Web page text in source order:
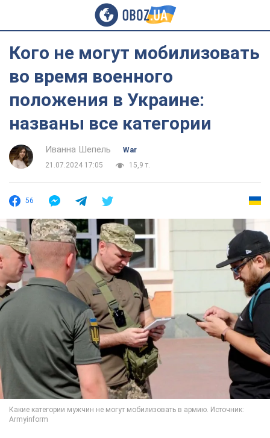
Кого не могут мобилизовать
во время военного
положения в Украине:
названы все категории
Иванна Шепель
War
21.07.2024 17:05
15,9 т.
56